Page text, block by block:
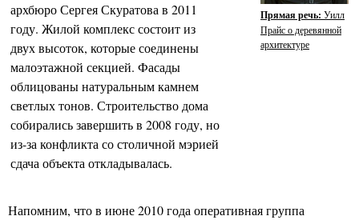
архбюро Сергея Скуратова в 2011
году. Жилой комплекс состоит из
двух высоток, которые соединены
малоэтажной секцией. Фасады
облицованы натуральным камнем
светлых тонов. Строительство дома
собирались завершить в 2008 году, но
из-за конфликта со столичной мэрией
сдача объекта откладывалась.
Прямая речь: Уилл
Прайс о деревянной
архитектуре
Напомним, что в июне 2010 года оперативная группа